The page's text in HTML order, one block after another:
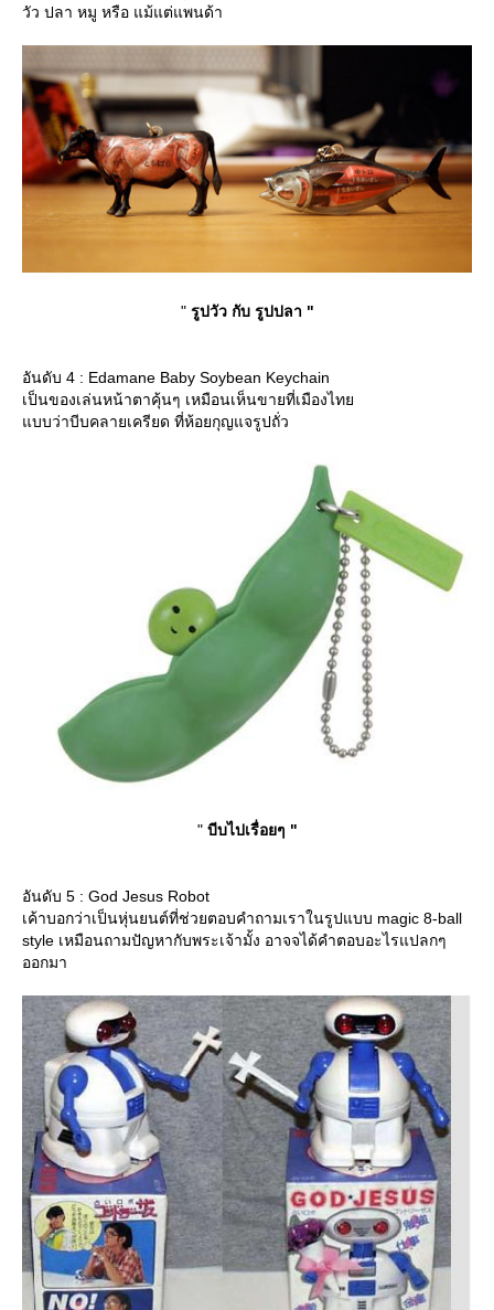
วัว ปลา หมู หรือ แม้แต่แพนด้า
"รูปวัว กับ รูปปลา "
อันดับ 4 : Edamane Baby Soybean Keychain
เป็นของเล่นหน้าตาคุ้นๆ เหมือนเห็นขายที่เมืองไท
บบว่าบีบคลายเครียด ที่ห้อยกุญแจรูปถั่ว
"บีบไปเรื่อยๆ "
อันดับ 5 : God Jesus Robot
เค้าบอกว่าเป็นหุ่นยนต์ที่ช่วยตอบคำถามเราในรูปแบบ magic 8-ball
style เหมือนถามปัญหากับพระเจ้ามั้ง อาจจได้คำตอบอะไรแปลกๆ
ออกมา